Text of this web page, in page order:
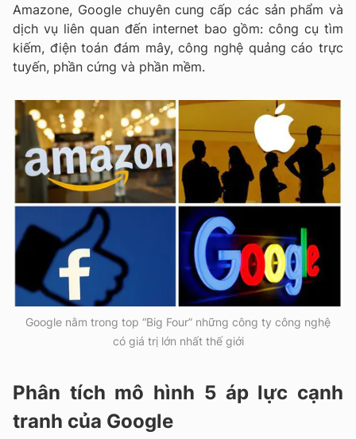
Amazone, Google chuyên cung cấp các sản phẩm và
dịch vụ liên quan đến internet bao gồm: công cụ tìm
kiếm, điện toán đám mây, công nghệ quảng cáo trực
tuyến, phần cứng và phần mềm.
Google nằm trong top “Big Four” những công ty công nghệ
có giá trị lớn nhất thế giới
Phân tích mô hình 5 áp lực cạnh
tranh của Google